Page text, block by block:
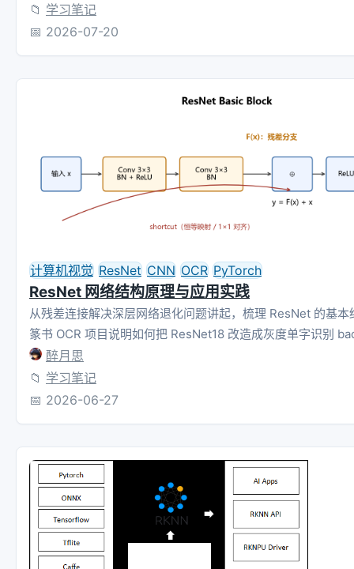
📁 学习笔记
📅 2026-07-20
计算机视觉 ResNet CNN OCR PyTorch
ResNet 网络结构原理与应用实践
从残差连接解决深层网络退化问题讲起，梳理 ResNet 的基本
篆书 OCR 项目说明如何把 ResNet18 改造成灰度单字识别
醉月思
📁 学习笔记
📅 2026-06-27